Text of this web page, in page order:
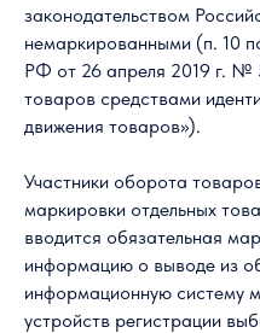
законодательством
немаркированными (п. 10
РФ от 26 апреля 2019 г. №
товаров средствами
движения товаров»).
Участники оборота
маркировки отдельных
вводится обязательная
информацию о выводе из
информационную систему
устройств регистрации